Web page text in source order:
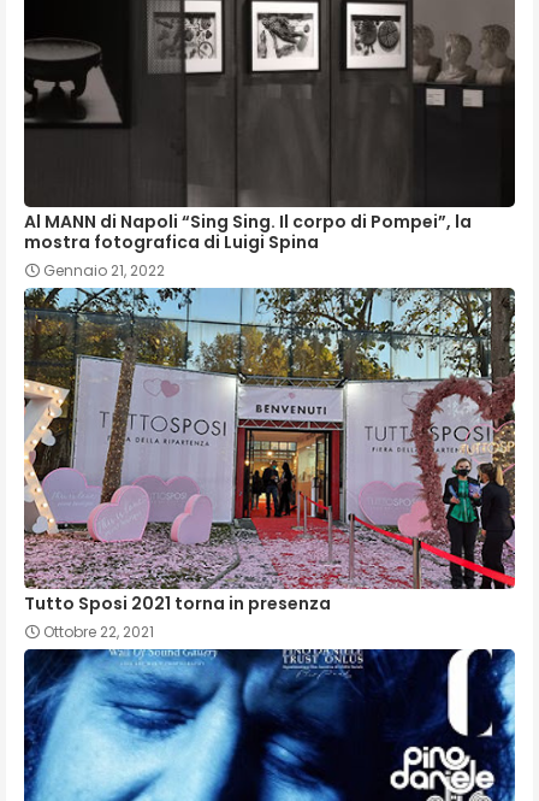
Al MANN di Napoli “Sing Sing. Il corpo di Pompei”, la
mostra fotografica di Luigi Spina
Gennaio 21, 2022
Tutto Sposi 2021 torna in presenza
Ottobre 22, 2021